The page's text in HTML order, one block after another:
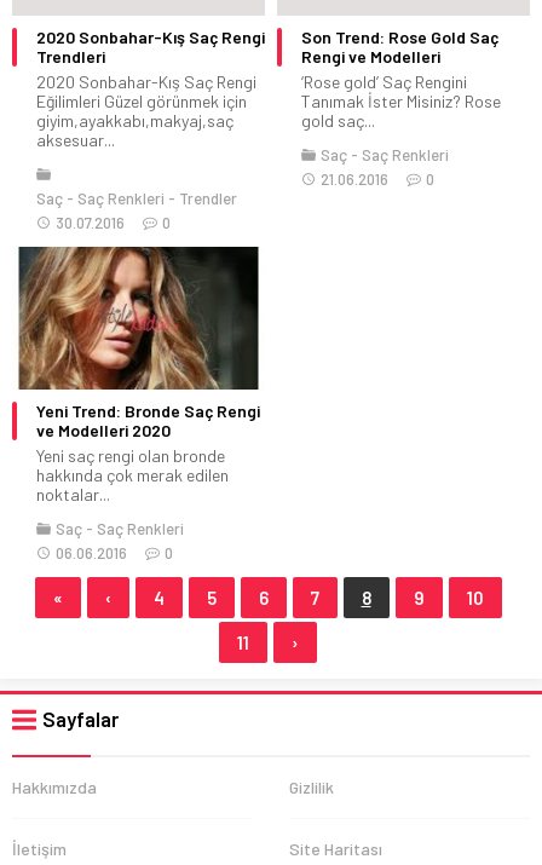
2020 Sonbahar-Kış Saç Rengi
Trendleri
2020 Sonbahar-Kış Saç Rengi
Eğilimleri Güzel görünmek için
giyim,ayakkabı,makyaj,saç
aksesuar...
Saç Saç Renkleri
Trendler
30.07.2016
0
Son Trend: Rose Gold Saç
Rengi ve Modelleri
‘Rose gold’ Saç Rengini
Tanımak İster Misiniz? Rose
gold saç...
Saç
Saç Renkleri
21.06.2016
0
Yeni Trend: Bronde Saç Rengi
ve Modelleri 2020
Yeni saç rengi olan bronde
hakkında çok merak edilen
noktalar...
Saç
Saç Renkleri
06.06.2016
0
« ‹ 4 5 6 7 8 9 10
11 ›
Sayfalar
Hakkımızda Gizlilik
İletişim Site Haritası